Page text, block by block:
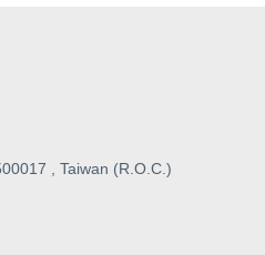
, Taiwan (R.O.C.)